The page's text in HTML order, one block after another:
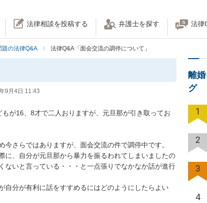
法律相談を投稿する 弁護士を探す 法律
題の法律Q&A 法律Q&A「面会交流の調停について」
9月4日 11:43
が16、8才で二人おりますが、元旦那が引き取ってお
さらではありますが、面会交流の件で調停中です。
に、自分が元旦那から暴力を振るわれてしまいましたの
ないと言っている・・・と一点張りでなかなか話が進行
自分が有利に話をすすめるにはどのようにしたらよい
離
グ
1
2
3
4